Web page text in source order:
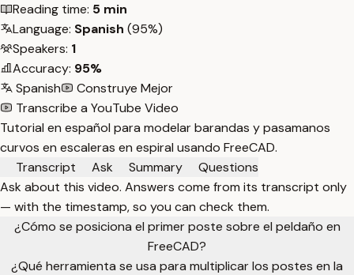
Reading time: 5 min
Language: Spanish (95%)
Speakers: 1
Accuracy: 95%
Spanish
Construye Mejor
Transcribe a YouTube Video
Tutorial en español para modelar barandas y pasamanos
curvos en escaleras en espiral usando FreeCAD.
Transcript
Ask Summary
Questions
Ask about this video. Answers come from its transcript only
— with the timestamp, so you can check them.
¿Cómo se posiciona el primer poste sobre el peldaño en
FreeCAD?
¿Qué herramienta se usa para multiplicar los postes en la